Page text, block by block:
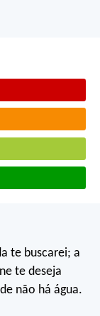
te buscarei; a
te deseja
não há água.